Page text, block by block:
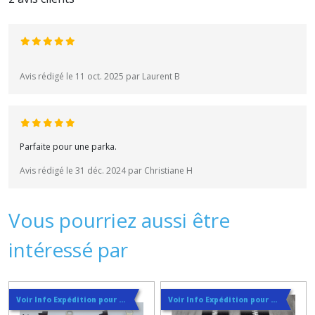
Avis rédigé le 11 oct. 2025 par Laurent B
Parfaite pour une parka.
Avis rédigé le 31 déc. 2024 par Christiane H
Vous pourriez aussi être
intéressé par
Voir Info Expédition pour Régler les Frais de Port au Meilleur Prix , En haut d'ecran à Droite Voir Info Expédition pour Régler les Frais de Port au Meilleur Prix , En haut d'ecran à Droite